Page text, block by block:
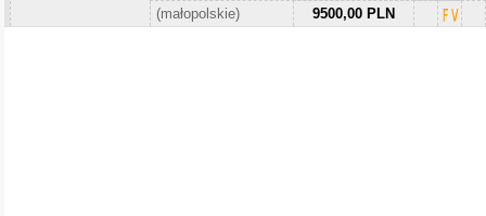
(małopolskie) 9500,00 PLN